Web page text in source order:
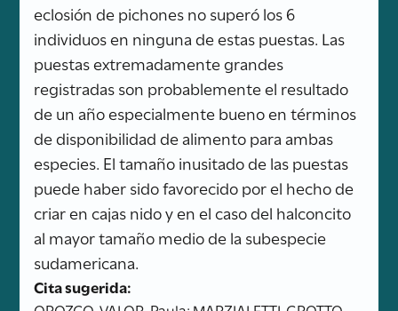
eclosión de pichones no superó los 6
individuos en ninguna de estas puestas. Las
puestas extremadamente grandes
registradas son probablemente el resultado
de un año especialmente bueno en términos
de disponibilidad de alimento para ambas
especies. El tamaño inusitado de las puestas
puede haber sido favorecido por el hecho de
criar en cajas nido y en el caso del halconcito
al mayor tamaño medio de la subespecie
sudamericana.
Cita sugerida: